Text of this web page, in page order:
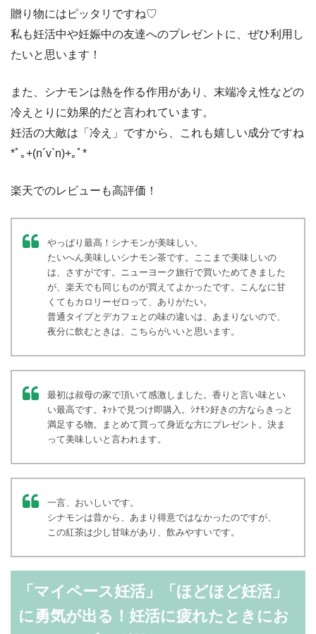
贈り物にはピッタリですね♡
私も妊活中や妊娠中の友達へのプレゼントに、ぜひ利用し
たいと思います！
また、シナモンは熱を作る作用があり、末端冷え性などの
冷えとりに効果的だと言われています。
妊活の大敵は「冷え」ですから、これも嬉しい成分ですね
*ﾟ｡+(n´v`n)+｡ﾟ*
楽天でのレビューも高評価！
やっぱり最高！シナモンが美味しい。
たいへん美味しいシナモン茶です。ここまで美味しいの
は、さすがです。ニューヨーク旅行で買いためてきました
が、楽天でも同じものが買えてよかったです。こんなに甘
くてもカロリーゼロって、ありがたい。
普通タイプとデカフェとの味の違いは、あまりないので、
夜分に飲むときは、こちらがいいと思います。
最初は叔母の家で頂いて感激しました。香りと言い味とい
い最高です。ﾈｯﾄで見つけ即購入。ｼﾅﾓﾝ好きの方ならきっと
満足する物。まとめて買って身近な方にプレゼント。決ま
って美味しいと言われます。
一言、おいしいです。
シナモンは昔から、あまり得意ではなかったのですが、
この紅茶は少し甘味があり、飲みやすいです。
「マイペース妊活」「ほどほど妊活」
に勇気が出る！妊活に疲れたときにお